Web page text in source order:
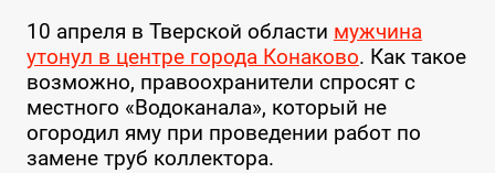
10 апреля в Тверской области мужчина
утонул в центре города Конаково. Как такое
возможно, правоохранители спросят с
местного «Водоканала», который не
огородил яму при проведении работ по
замене труб коллектора.